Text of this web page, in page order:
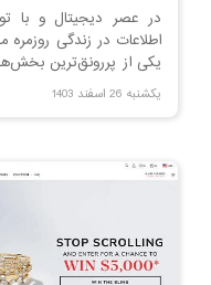
در عصر دیجیتال و با
اطلاعات در زندگی روزمره
یکی از پررونق‌ترین
به عنوان یکی از
برای توسعه پلتفرم‌های
ایجاد تأثیر مثبت در
یکشنبه 26 اسفند 1403